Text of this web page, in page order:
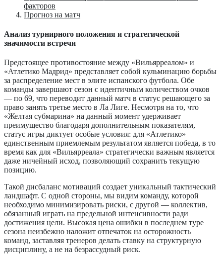
факторов
Прогноз на матч
Анализ турнирного положения и стратегической
значимости встречи
Предстоящее противостояние между «Вильярреалом» и
«Атлетико Мадрид» представляет собой кульминацию борьбы
за распределение мест в элите испанского футбола. Обе
команды завершают сезон с идентичным количеством очков
— по 69, что переводит данный матч в статус решающего за
право занять третье место в Ла Лиге. Несмотря на то, что
«Желтая субмарина» на данный момент удерживает
преимущество благодаря дополнительным показателям,
статус игры диктует особые условия: для «Атлетико»
единственным приемлемым результатом является победа, в то
время как для «Вильярреала» стратегически важным является
даже ничейный исход, позволяющий сохранить текущую
позицию.
Такой дисбаланс мотиваций создает уникальный тактический
ландшафт. С одной стороны, мы видим команду, которой
необходимо минимизировать риски, с другой — коллектив,
обязанный играть на предельной интенсивности ради
достижения цели. Высокая цена ошибки в последнем туре
сезона неизбежно наложит отпечаток на осторожность
команд, заставляя тренеров делать ставку на структурную
дисциплину, а не на безрассудный риск.